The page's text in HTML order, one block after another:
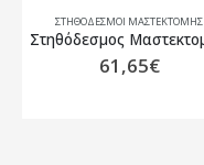
ΣΤΗΘΌΔΕΣΜΟΙ ΜΑΣΤΕΚΤΟΜΉΣ
61,65€